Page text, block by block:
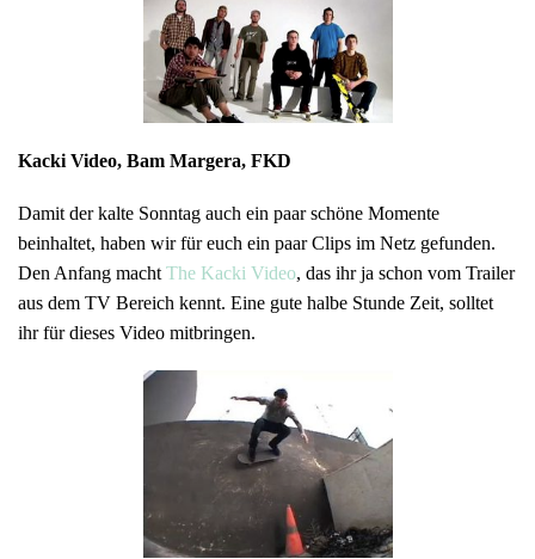
Kacki Video, Bam Margera, FKD
Damit der kalte Sonntag auch ein paar schöne Momente
beinhaltet, haben wir für euch ein paar Clips im Netz gefunden.
Den Anfang macht The Kacki Video, das ihr ja schon vom Trailer
aus dem TV Bereich kennt. Eine gute halbe Stunde Zeit, solltet
ihr für dieses Video mitbringen.